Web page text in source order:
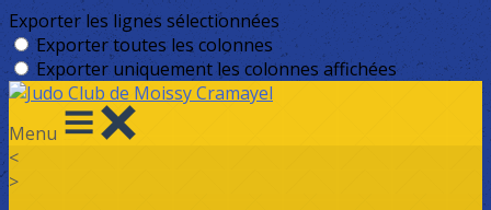
Exporter les lignes sélectionnées
Exporter toutes les colonnes
Exporter uniquement les colonnes affichées
Menu
<
>